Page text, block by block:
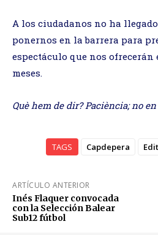
A los ciudadanos no ha
ponernos en la barrera para
espectáculo que nos
meses.
Què hem de dir? Paciència; no en
TAGS Capdepera
ARTÍCULO ANTERIOR
Inés Flaquer convocada
con la Selección Balear
Sub12 fútbol